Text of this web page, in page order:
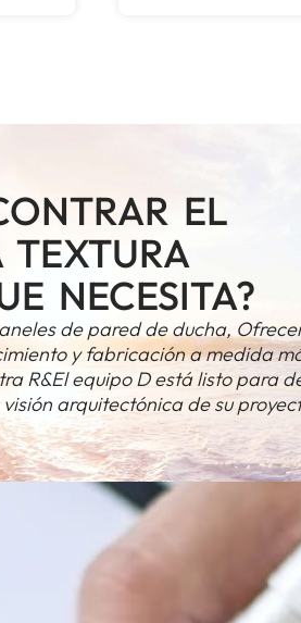
EL
NECESITA?
de pared de ducha,
y fabricación a medida
R&El equipo D está listo para
arquitectónica de su